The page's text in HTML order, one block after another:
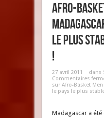
Afro-
le plus
!
27 avril 2011 dans
Commentaires
sur Afro-Basket
le pays le plus
Madagascar a